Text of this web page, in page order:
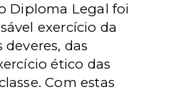
Diploma Legal foi
exercício da
das
ético das
Com estas